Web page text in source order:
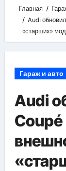
Главная
Audi
«старших»
Гараж и авто
Audi